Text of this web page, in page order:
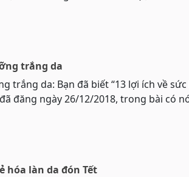
trắng da
trắng da: Bạn đã biết “13 lợi ích về
đăng ngày 26/12/2018, trong bài có
hóa làn da đón Tết